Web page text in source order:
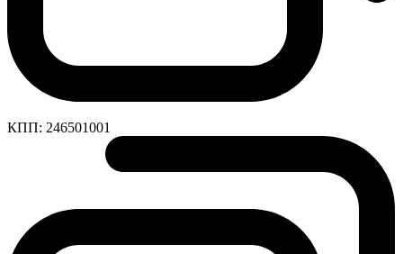
КПП: 246501001